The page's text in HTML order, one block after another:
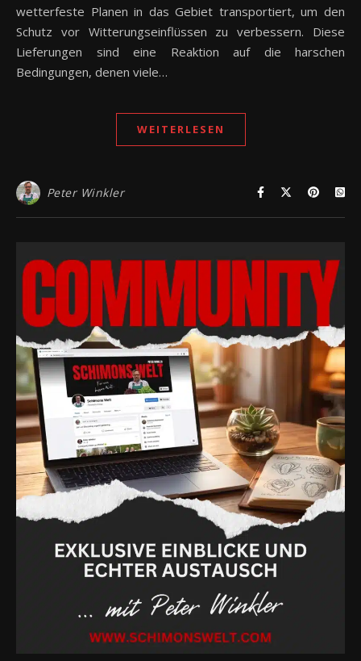
wetterfeste Planen in das Gebiet transportiert, um den
Schutz vor Witterungseinflüssen zu verbessern. Diese
Lieferungen sind eine Reaktion auf die harschen
Bedingungen, denen viele…
WEITERLESEN
Peter Winkler